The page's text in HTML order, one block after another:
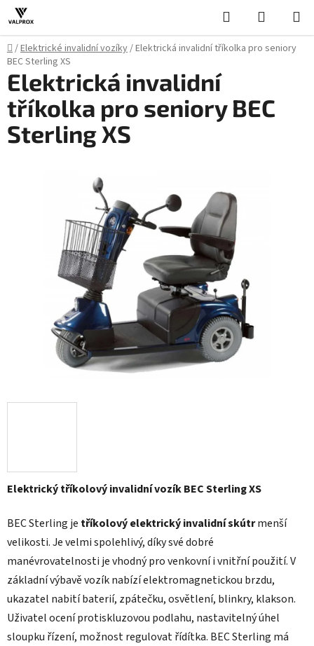
Přejít
na
obsah
Hledat
KOŠÍK
Domů
/Elektrické invalidní vozíky/Elektrická invalidní tříkolka pro seniory
BEC Sterling XS
Elektrický tříkolový invalidní vozík BECSterling XS
BEC Sterling je tříkolový elektrický invalidní skútrmenší
velikosti. Je velmi spolehlivý, díky své dobré
manévrovatelnosti je vhodný pro venkovní i vnitřní použití. V
základní výbavě vozík nabízí elektromagnetickou brzdu,
ukazatel nabití baterií, zpátečku, osvětlení, blinkry, klakson.
Uživatel ocení protiskluzovou podlahu, nastavitelný úhel
sloupku řízení, možnost regulovat řídítka. BEC Sterling má
Elektrická invalidní
tříkolka pro seniory BEC
Sterling XS